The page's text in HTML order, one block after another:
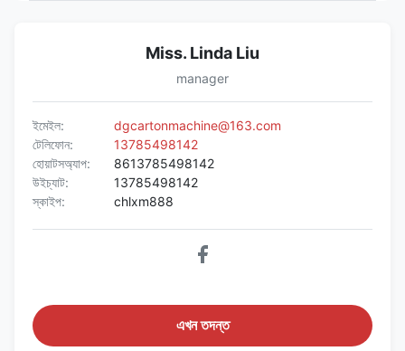
Miss. Linda Liu
manager
ইমেইল:
dgcartonmachine@163.com
টেলিফোন:
13785498142
হোয়াটসঅ্যাপ:
8613785498142
উইচ্যাট:
13785498142
স্কাইপ:
chlxm888
এখন তদন্ত